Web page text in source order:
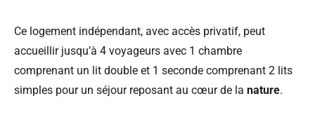
Ce logement indépendant, avec accès privatif, peut
accueillir jusqu’à 4 voyageurs avec 1 chambre
comprenant un lit double et 1 seconde comprenant 2 lits
simples pour un séjour reposant au cœur de la nature.